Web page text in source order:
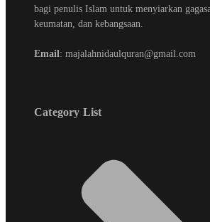
bagi penulis Islam untuk menyiarkan
keumatan, dan kebangsaan.
Email: majalahnidaulquran@gmail.com
Category List